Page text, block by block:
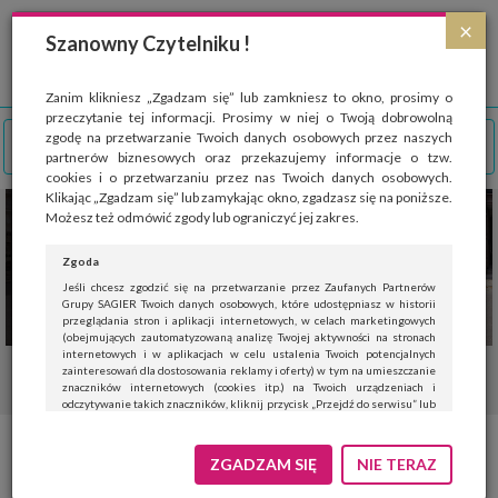
×
Szanowny Czytelniku !
Zanim klikniesz „Zgadzam się” lub zamkniesz to okno, prosimy o
przeczytanie tej informacji. Prosimy w niej o Twoją dobrowolną
zgodę na przetwarzanie Twoich danych osobowych przez naszych
partnerów biznesowych oraz przekazujemy informacje o tzw.
cookies i o przetwarzaniu przez nas Twoich danych osobowych.
Klikając „Zgadzam się” lub zamykając okno, zgadzasz się na poniższe.
Możesz też odmówić zgody lub ograniczyć jej zakres.
Zgoda
Jeśli chcesz zgodzić się na przetwarzanie przez Zaufanych Partnerów
Grupy SAGIER Twoich danych osobowych, które udostępniasz w historii
przeglądania stron i aplikacji internetowych, w celach marketingowych
(obejmujących zautomatyzowaną analizę Twojej aktywności na stronach
internetowych i w aplikacjach w celu ustalenia Twoich potencjalnych
zainteresowań dla dostosowania reklamy i oferty) w tym na umieszczanie
znaczników internetowych (cookies itp.) na Twoich urządzeniach i
odczytywanie takich znaczników, kliknij przycisk „Przejdź do serwisu” lub
Jeśli nie chcesz wyrazić zgody, kliknij „Nie teraz”.
Wyrażenie zgody jest dobrowolne. Możesz edytować zakres zgody, w tym
ZGADZAM SIĘ NIE TERAZ
Strona wykorzystuje pliki cookies, które służą głównie do celów statystycznych.
Wyrażając zgodę na używanie 'cookies', zezwalasz na zapisanie ich w pamięci
przeglądarki. Przejdź do
polityki cookies
Remontujemy schody